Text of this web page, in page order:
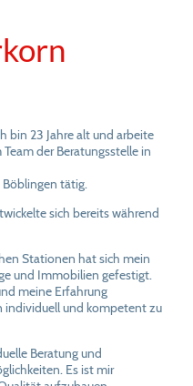
bin 23 Jahre alt und arbeite
der Beratungsstelle in
Böblingen tätig.
sich bereits während
Stationen hat sich mein
und Immobilien gefestigt.
meine Erfahrung
individuell und kompetent zu
Beratung und
Es ist mir